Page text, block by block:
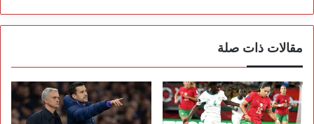
مقالات ذات صلة